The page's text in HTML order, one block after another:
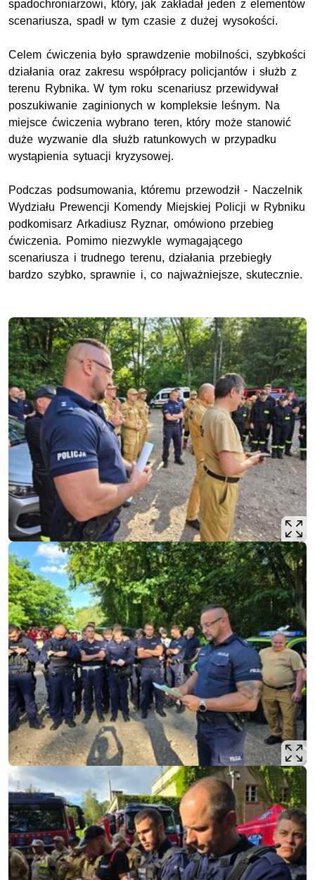
spadochroniarzowi, który, jak zakładał jeden z elementów
scenariusza, spadł w tym czasie z dużej wysokości.
Celem ćwiczenia było sprawdzenie mobilności, szybkości
działania oraz zakresu współpracy policjantów i służb z
terenu Rybnika. W tym roku scenariusz przewidywał
poszukiwanie zaginionych w kompleksie leśnym. Na
miejsce ćwiczenia wybrano teren, który może stanowić
duże wyzwanie dla służb ratunkowych w przypadku
wystąpienia sytuacji kryzysowej.
Podczas podsumowania, któremu przewodził - Naczelnik
Wydziału Prewencji Komendy Miejskiej Policji w Rybniku
podkomisarz Arkadiusz Ryznar, omówiono przebieg
ćwiczenia. Pomimo niezwykle wymagającego
scenariusza i trudnego terenu, działania przebiegły
bardzo szybko, sprawnie i, co najważniejsze, skutecznie.